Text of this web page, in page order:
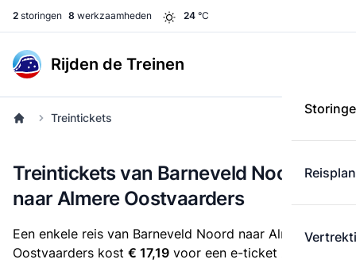
2 storingen 8 werkzaamheden 24 °C
Rijden de Treinen
Treintickets
Treintickets van Barneveld Noord
naar Almere Oostvaarders
Een enkele reis van Barneveld Noord naar Almere
Oostvaarders kost € 17,19 voor een e-ticket zonder